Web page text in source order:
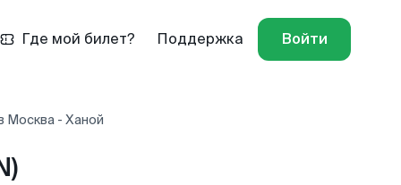
Где мой билет? Поддержка Войти
Москва - Ханой